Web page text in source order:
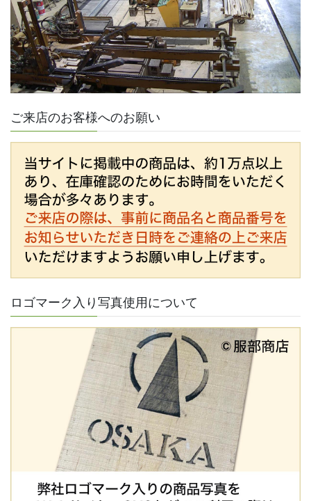
ご来店のお客様へのお願い
ロゴマーク入り写真使用について